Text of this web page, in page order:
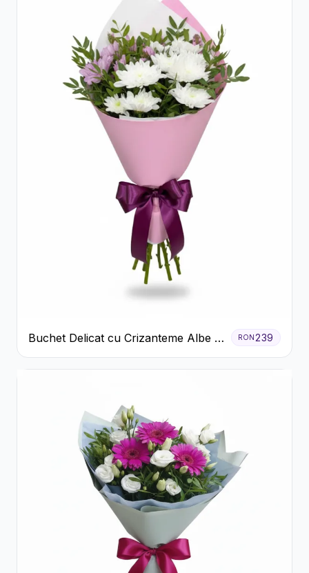
Buchet Delicat cu Crizanteme Albe și
Mov
RON239